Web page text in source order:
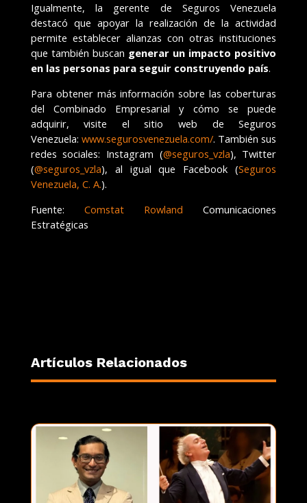
Igualmente, la gerente de Seguros Venezuela
destacó que apoyar la realización de la actividad
permite establecer alianzas con otras instituciones
que también buscan generar un impacto positivo
en las personas para seguir construyendo país.
Para obtener más información sobre las coberturas
del Combinado Empresarial y cómo se puede
adquirir, visite el sitio web de Seguros
Venezuela: www.segurosvenezuela.com/. También sus
redes sociales: Instagram (@seguros_vzla), Twitter
(@seguros_vzla), al igual que Facebook (Seguros
Venezuela, C. A.).
Fuente: Comstat Rowland Comunicaciones
Estratégicas
Artículos Relacionados